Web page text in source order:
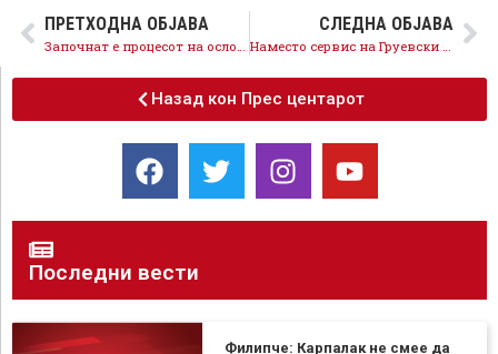
ПРЕТХОДНА ОБЈАВА
Започнат е процесот на ослободување на институциите што ВМРО-ДПМНЕ ги партизираше и злоупотребуваше
СЛЕДНА ОБЈАВА
Наместо сервис на Груевски и ВМРО-ДПМНЕ, институциите стануваат вистински сервис на граѓаните
Назад кон Прес центарот
Последни вести
Филипче: Карпалак не смее да